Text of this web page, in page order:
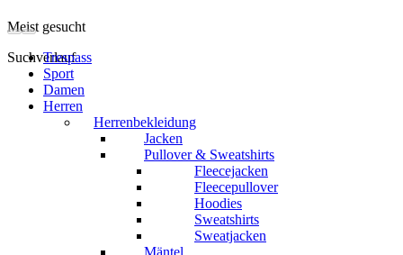
Meist gesucht
Suchverlauf
Trespass
Sport
Damen
Herren
Herrenbekleidung
Jacken
Pullover & Sweatshirts
Fleecejacken
Fleecepullover
Hoodies
Sweatshirts
Sweatjacken